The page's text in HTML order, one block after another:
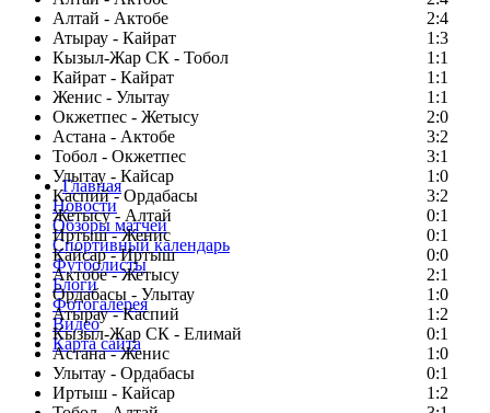
Алтай - Актобе
2:4
Атырау - Кайрат
1:3
Кызыл-Жар СК - Тобол
1:1
Кайрат - Кайрат
1:1
Женис - Улытау
1:1
Окжетпес - Жетысу
2:0
Астана - Актобе
3:2
Тобол - Окжетпес
3:1
Улытау - Кайсар
1:0
Каспий - Ордабасы
3:2
Жетысу - Алтай
0:1
Иртыш - Женис
0:1
Кайсар - Иртыш
0:0
Актобе - Жетысу
2:1
Ордабасы - Улытау
1:0
Атырау - Каспий
1:2
Кызыл-Жар СК - Елимай
0:1
Астана - Женис
1:0
Улытау - Ордабасы
0:1
Иртыш - Кайсар
1:2
Главная
Новости
Обзоры матчей
Спортивный календарь
Футболисты
Блоги
Фотогалерея
Видео
Карта сайта